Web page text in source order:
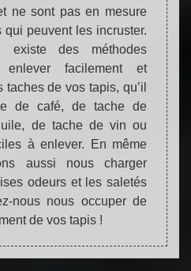
ne sont pas en mesure
qui peuvent les incruster.
existe des méthodes
enlever facilement et
de vos tapis, qu’il
de café, de tache de
de tache de vin ou
à enlever. En même
aussi nous charger
odeurs et les saletés
nous nous occuper de
de vos tapis !